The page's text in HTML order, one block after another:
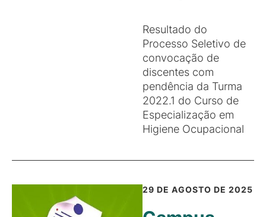
Resultado do
Processo Seletivo de
convocação de
discentes com
pendência da Turma
2022.1 do Curso de
Especialização em
Higiene Ocupacional
29 DE AGOSTO DE 2025